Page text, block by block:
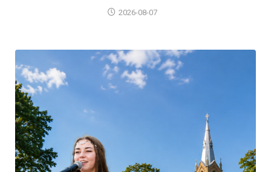
2026-08-07